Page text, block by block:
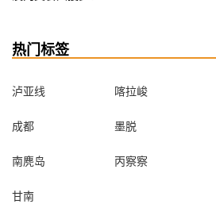
热门标签
泸亚线 喀拉峻
成都 墨脱
南麂岛 丙察察
甘南